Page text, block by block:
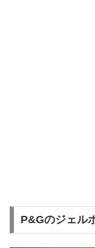
P&Gのジェル